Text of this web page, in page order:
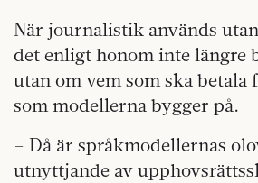
När journalistik används
det enligt honom inte längre
utan om vem som ska betala
som modellerna bygger på.
– Då är språkmodellernas
utnyttjande av